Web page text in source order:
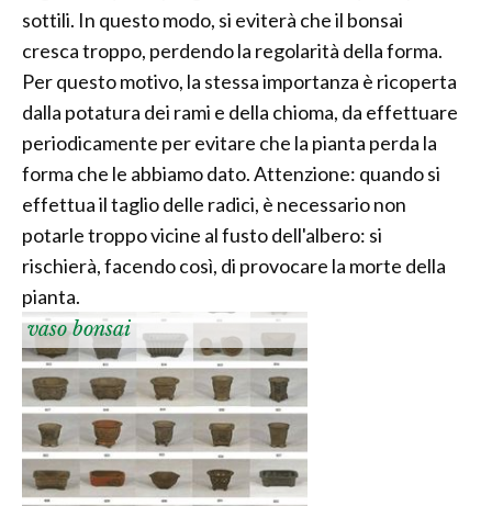
sottili. In questo modo, si eviterà che il bonsai
cresca troppo, perdendo la regolarità della forma.
Per questo motivo, la stessa importanza è ricoperta
dalla potatura dei rami e della chioma, da effettuare
periodicamente per evitare che la pianta perda la
forma che le abbiamo dato. Attenzione: quando si
effettua il taglio delle radici, è necessario non
potarle troppo vicine al fusto dell'albero: si
rischierà, facendo così, di provocare la morte della
pianta.
vaso bonsai